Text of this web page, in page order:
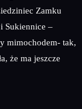
Zamku
Sukiennice –
mimochodem- tak,
że ma jeszcze